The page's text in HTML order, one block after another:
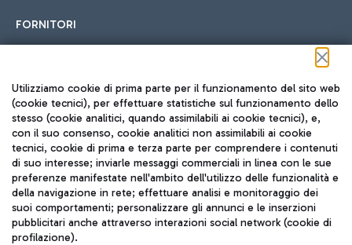
FORNITORI
Seguici sui social
TRAVEL JOURNAL
ITA
Utilizziamo cookie di prima parte per il funzionamento del sito web
(cookie tecnici), per effettuare statistiche sul funzionamento dello
stesso (cookie analitici, quando assimilabili ai cookie tecnici), e,
con il suo consenso, cookie analitici non assimilabili ai cookie
tecnici, cookie di prima e terza parte per comprendere i contenuti
di suo interesse; inviarle messaggi commerciali in linea con le sue
preferenze manifestate nell'ambito dell'utilizzo delle funzionalità e
della navigazione in rete; effettuare analisi e monitoraggio dei
suoi comportamenti; personalizzare gli annunci e le inserzioni
pubblicitari anche attraverso interazioni social network (cookie di
profilazione).